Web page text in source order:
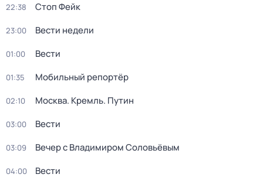
22:38 Стоп Фейк
23:00 Вести недели
01:00 Вести
01:35 Мобильный репортёр
02:10 Москва. Кремль. Путин
03:00 Вести
03:09 Вечер с Владимиром Соловьёвым
04:00 Вести